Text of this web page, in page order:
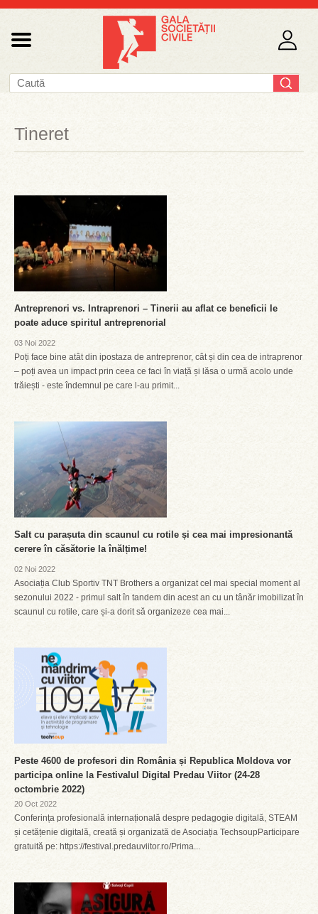
Tineret
Antreprenori vs. Intraprenori – Tinerii au aflat ce beneficii le
poate aduce spiritul antreprenorial
03 Noi 2022
Poți face bine atât din ipostaza de antreprenor, cât și din cea de intraprenor
– poți avea un impact prin ceea ce faci în viață și lăsa o urmă acolo unde
trăiești - este îndemnul pe care l-au primit...
Salt cu parașuta din scaunul cu rotile și cea mai impresionantă
cerere în căsătorie la înălțime!
02 Noi 2022
Asociația Club Sportiv TNT Brothers a organizat cel mai special moment al
sezonului 2022 - primul salt în tandem din acest an cu un tânăr imobilizat în
scaunul cu rotile, care și-a dorit să organizeze cea mai...
Peste 4600 de profesori din România și Republica Moldova vor
participa online la Festivalul Digital Predau Viitor (24-28
octombrie 2022)
20 Oct 2022
Conferința profesională internațională despre pedagogie digitală, STEAM
și cetățenie digitală, creată și organizată de Asociația TechsoupParticipare
gratuită pe: https://festival.predauviitor.ro/Prima...